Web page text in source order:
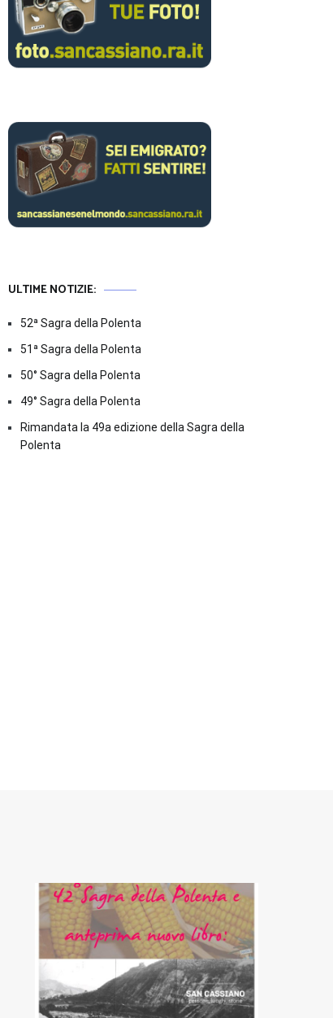
ULTIME NOTIZIE:
52ª Sagra della Polenta
51ª Sagra della Polenta
50° Sagra della Polenta
49° Sagra della Polenta
Rimandata la 49a edizione della Sagra della
Polenta